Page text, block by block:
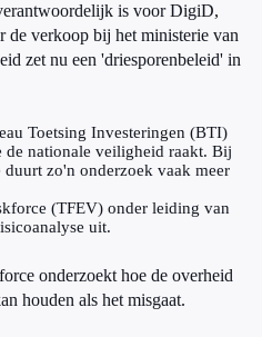
is voor DigiD,
de verkoop bij het ministerie van
zet nu een 'driesporenbeleid' in
Toetsing Investeringen (BTI)
de nationale veiligheid raakt. Bij
zo'n onderzoek vaak meer
(TFEV) onder leiding van
uit.
onderzoekt hoe de overheid
houden als het misgaat.